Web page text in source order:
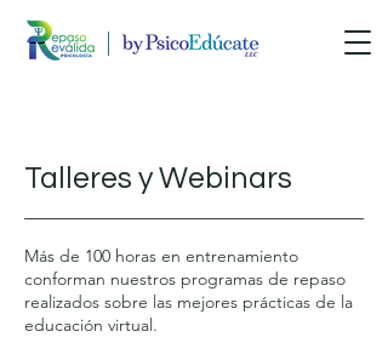
Talleres y Webinars
Más de 100 horas en entrenamiento
conforman nuestros programas de repaso
realizados sobre las mejores prácticas de la
educación virtual.